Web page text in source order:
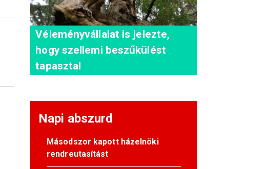
Véleményvállalat is jelezte,
hogy szellemi beszűkülést
tapasztal
Napi abszurd
Másodszor kapott házelnöki
rendreutasítást